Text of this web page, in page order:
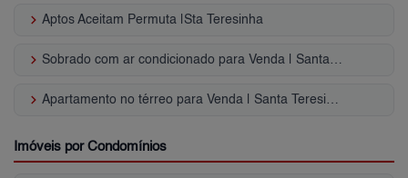
keyboard_arrow_right Aptos Aceitam Permuta |Sta Teresinha
keyboard_arrow_right
keyboard_arrow_right
Imóveis por Condomínios